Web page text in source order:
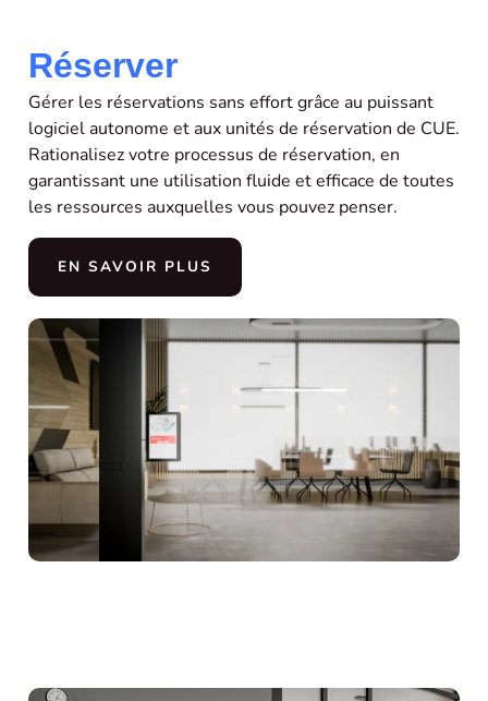
Réserver
Gérer les réservations sans effort grâce au puissant
logiciel autonome et aux unités de réservation de CUE.
Rationalisez votre processus de réservation, en
garantissant une utilisation fluide et efficace de toutes
les ressources auxquelles vous pouvez penser.
EN SAVOIR PLUS